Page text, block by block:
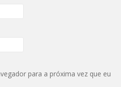
para a próxima vez que eu